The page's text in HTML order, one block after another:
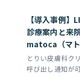
【導入事例
診療案内と来
matoca（マト
とりい皮膚科ク
呼び出し通知が